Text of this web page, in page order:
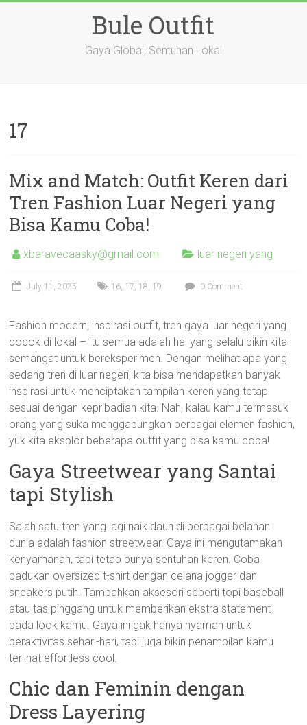
Bule Outfit
Gaya Global, Sentuhan Lokal
17
Mix and Match: Outfit Keren dari
Tren Fashion Luar Negeri yang
Bisa Kamu Coba!
xbaravecaasky@gmail.com luar negeri yang
July 11, 2025 16, 17, 18, 19 0 Comment
Fashion modern, inspirasi outfit, tren gaya luar negeri yang
cocok di lokal – itu semua adalah hal yang selalu bikin kita
semangat untuk bereksperimen. Dengan melihat apa yang
sedang tren di luar negeri, kita bisa mendapatkan banyak
inspirasi untuk menciptakan tampilan keren yang tetap
sesuai dengan kepribadian kita. Nah, kalau kamu termasuk
orang yang suka menggabungkan berbagai elemen fashion,
yuk kita eksplor beberapa outfit yang bisa kamu coba!
Gaya Streetwear yang Santai
tapi Stylish
Salah satu tren yang lagi naik daun di berbagai belahan
dunia adalah fashion streetwear. Gaya ini mengutamakan
kenyamanan, tapi tetap punya sentuhan keren. Coba
padukan oversized t-shirt dengan celana jogger dan
sneakers putih. Tambahkan aksesori seperti topi baseball
atau tas pinggang untuk memberikan ekstra statement
pada look kamu. Gaya ini gak hanya nyaman untuk
beraktivitas sehari-hari, tapi juga bikin penampilan kamu
terlihat effortless cool.
Chic dan Feminin dengan
Dress Layering